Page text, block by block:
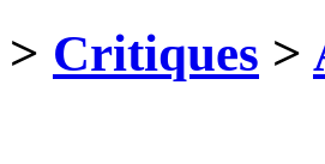
> Critiques >